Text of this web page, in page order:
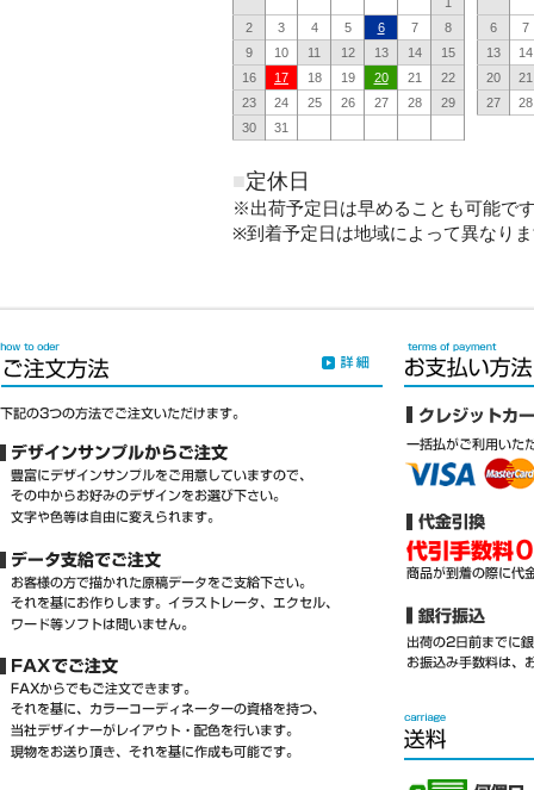
2
3 4 5 6 7
8
9
10 11 12 13 14
15
16
17 18 19 20 21
22
23
24 25 26 27 28
29
30
31
6
7
13
14
20
21
27
28
■定休日
※出荷予定日は早めることも可能で
※到着予定日は地域によって異なり